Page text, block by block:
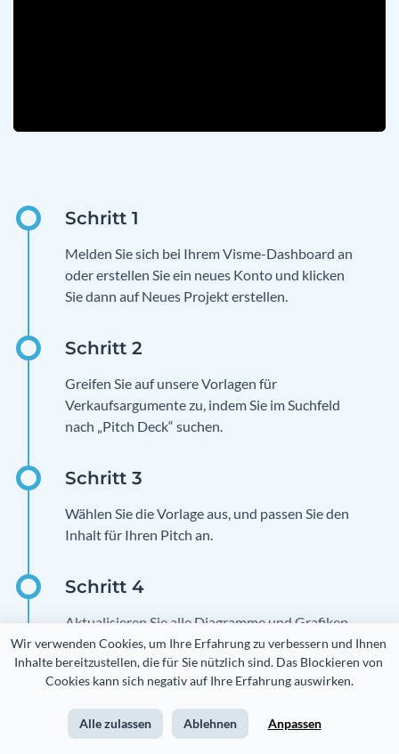
Wir verwenden Cookies, um Ihre Erfahrung zu verbessern und Ihnen
Inhalte bereitzustellen, die für Sie nützlich sind. Das Blockieren von
Cookies kann sich negativ auf Ihre Erfahrung auswirken.
Alle zulassen Ablehnen Anpassen
Melden Sie sich bei Ihrem Visme-Dashboard an
oder erstellen Sie ein neues Konto und klicken
Sie dann auf Neues Projekt erstellen.
Greifen Sie auf unsere Vorlagen für
Verkaufsargumente zu, indem Sie im Suchfeld
nach „Pitch Deck“ suchen.
Wählen Sie die Vorlage aus, und passen Sie den
Inhalt für Ihren Pitch an.
Aktualisieren Sie alle Diagramme und Grafiken,
um sie an Ihren Kunden oder Ihr Unternehmen
anzupassen.